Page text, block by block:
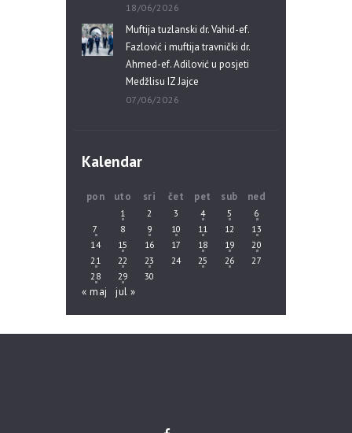
18/06/2026
Muftija tuzlanski dr. Vahid-ef.
Fazlović i muftija travnički dr.
Ahmed-ef. Adilović u posjeti
Medžlisu IZ Jajce
07/06/2026
Kalendar
pon uto sri čet pet sub ned
1 2 3 4 5
6
7
8 9 10 11 12
13
14
15 16 17 18 19
20
21
22 23 24 25 26
27
28
29 30
« maj jul »